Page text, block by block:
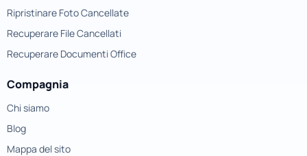
Ripristinare Foto Cancellate
Recuperare File Cancellati
Recuperare Documenti Office
Compagnia
Chi siamo
Blog
Mappa del sito